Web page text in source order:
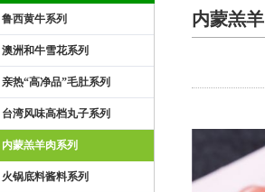
鲁西黄牛系列
澳洲和牛雪花系列
亲热“高净品”毛肚系列
台湾风味高档丸子系列
内蒙羔羊肉系列
火锅底料酱料系列
内蒙羔